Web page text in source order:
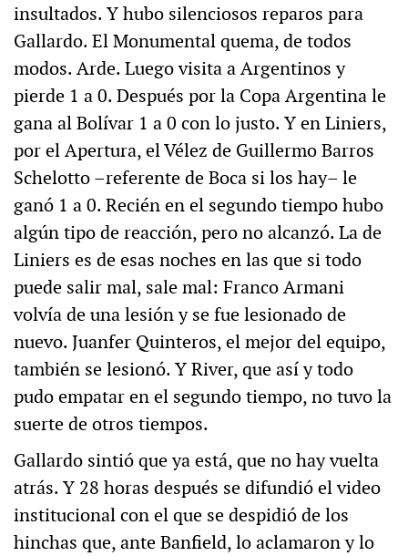
insultados. Y hubo silenciosos reparos para
Gallardo. El Monumental quema, de todos
modos. Arde. Luego visita a Argentinos y
pierde 1 a 0. Después por la Copa Argentina le
gana al Bolívar 1 a 0 con lo justo. Y en Liniers,
por el Apertura, el Vélez de Guillermo Barros
Schelotto –referente de Boca si los hay– le
ganó 1 a 0. Recién en el segundo tiempo hubo
algún tipo de reacción, pero no alcanzó. La de
Liniers es de esas noches en las que si todo
puede salir mal, sale mal: Franco Armani
volvía de una lesión y se fue lesionado de
nuevo. Juanfer Quinteros, el mejor del equipo,
también se lesionó. Y River, que así y todo
pudo empatar en el segundo tiempo, no tuvo la
suerte de otros tiempos.
Gallardo sintió que ya está, que no hay vuelta
atrás. Y 28 horas después se difundió el video
institucional con el que se despidió de los
hinchas que, ante Banfield, lo aclamaron y lo